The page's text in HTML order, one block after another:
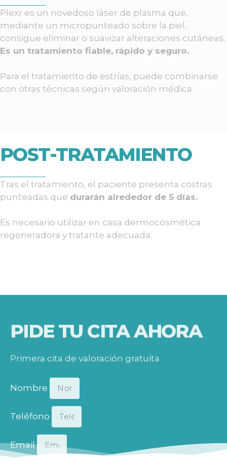
Plexr es un novedoso láser de plasma que,
mediante un micropunteado sobre la piel,
consigue eliminar o suavizar alteraciones cutáneas.
Es un tratamiento fiable, rápido y seguro.
Para el tratamiento de estrías, puede combinarse
con otras técnicas según valoración médica.
POST-TRATAMIENTO
Tras el tratamiento, el paciente presenta costras
punteadas que durarán alrededor de 5 días.
Es necesario utilizar en casa dermocosmética
regeneradora y tratante adecuada.
PIDE TU CITA AHORA
Primera cita de valoración gratuita
Nombre
Teléfono
Email